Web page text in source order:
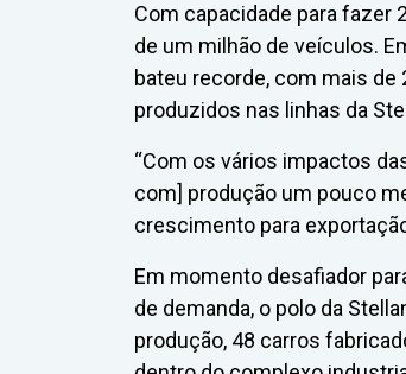
Com capacidade para fazer
de um milhão de veículos.
bateu recorde, com mais de
produzidos nas linhas da
“Com os vários impactos
com] produção um pouco
crescimento para
Em momento desafiador
de demanda, o polo da
produção, 48 carros